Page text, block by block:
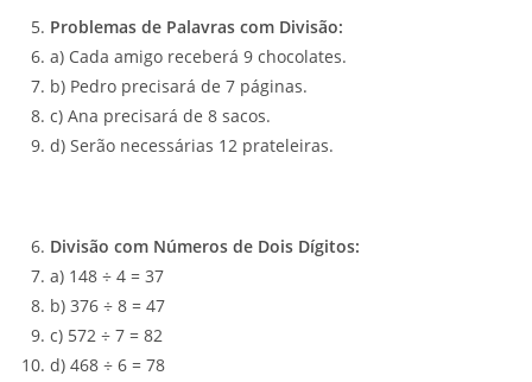
Problemas de Palavras com Divisão:
a) Cada amigo receberá 9 chocolates.
b) Pedro precisará de 7 páginas.
c) Ana precisará de 8 sacos.
d) Serão necessárias 12 prateleiras.
Divisão com Números de Dois Dígitos:
a) 148 ÷ 4 = 37
b) 376 ÷ 8 = 47
c) 572 ÷ 7 = 82
d) 468 ÷ 6 = 78